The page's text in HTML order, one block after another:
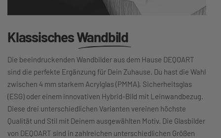
KlassischesWandbild
Die beeindruckenden Wandbilder aus dem Hause DEQOART
sind die perfekte Ergänzung für Dein Zuhause. Du hast die Wahl
zwischen 4 mm starkem Acrylglas (PMMA), Sicherheitsglas
(ESG) oder einem innovativen Hybrid-Bild mit Leinwandbezug.
Diese drei unterschiedlichen Varianten vereinen höchste
Qualität und Stil mit Deinem ausgewählten Motiv. Die Glasbilder
von DEQOART sind in zahlreichen unterschiedlichen Größen